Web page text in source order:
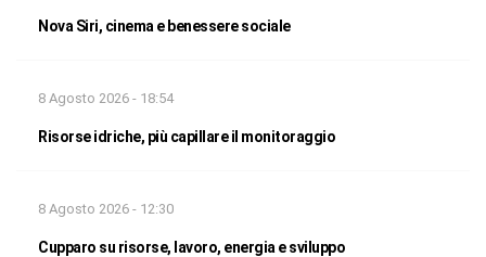
Nova Siri, cinema e benessere sociale
8 Agosto 2026 - 18:54
Risorse idriche, più capillare il monitoraggio
8 Agosto 2026 - 12:30
Cupparo su risorse, lavoro, energia e sviluppo